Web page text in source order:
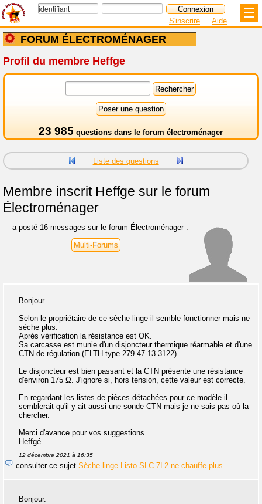
FORUM ÉLECTROMÉNAGER
S'inscrire Aide
Profil du membre Heffge
23 985 questions dans le forum électroménager
Liste des questions
Membre inscritHeffge sur le forum
Électroménager
a posté 16 messages sur le forum Électroménager :
Multi-Forums
Bonjour.
Selon le propriétaire de ce sèche-linge il semble fonctionner mais ne
sèche plus.
Après vérification la résistance est OK.
Sa carcasse est munie d'un disjoncteur thermique réarmable et d'une
CTN de régulation (ELTH type 279 47-13 3122).
Le disjoncteur est bien passant et la CTN présente une résistance
d'environ 175 Ω. J'ignore si, hors tension, cette valeur est correcte.
En regardant les listes de pièces détachées pour ce modèle il
semblerait qu'il y ait aussi une sonde CTN mais je ne sais pas où la
chercher.
Merci d'avance pour vos suggestions.
Heffgé
12 décembre 2021 à 16:35
consulter ce sujet Sèche-linge Listo SLC 7L2 ne chauffe plus
Bonjour.